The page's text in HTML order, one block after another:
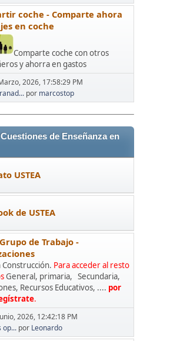
coche - Comparte ahora
en coche
Comparte coche con otros
y ahorra en gastos
2026, 17:58:29 PM
por marcostop
de Enseñanza en
USTEA
de USTEA
de Trabajo -
Construcción. Para acceder al resto
General, primaria, Secundaria,
Recursos Educativos, .... por
.
2026, 12:42:18 PM
op... por Leonardo